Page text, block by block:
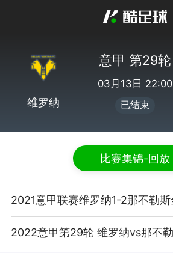
维罗纳
意甲 第29轮
03月13日 22:00
已结束
比赛集锦-回放